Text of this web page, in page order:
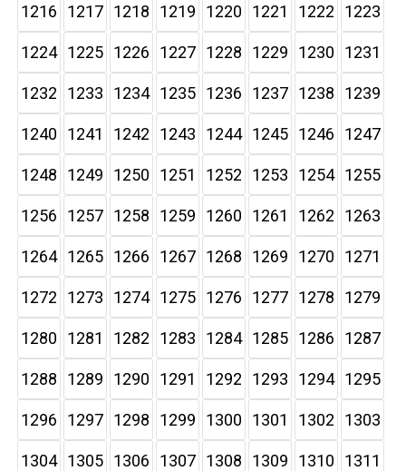
1216 1217 1218 1219 1220 1221 1222 1223
1224 1225 1226 1227 1228 1229 1230 1231
1232 1233 1234 1235 1236 1237 1238 1239
1240 1241 1242 1243 1244 1245 1246 1247
1248 1249 1250 1251 1252 1253 1254 1255
1256 1257 1258 1259 1260 1261 1262 1263
1264 1265 1266 1267 1268 1269 1270 1271
1272 1273 1274 1275 1276 1277 1278 1279
1280 1281 1282 1283 1284 1285 1286 1287
1288 1289 1290 1291 1292 1293 1294 1295
1296 1297 1298 1299 1300 1301 1302 1303
1304 1305 1306 1307 1308 1309 1310 1311